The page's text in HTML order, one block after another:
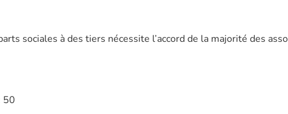
sociales à des tiers nécessite l’accord de la majorité des
50